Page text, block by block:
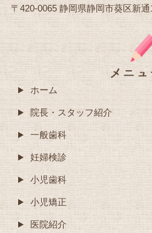
〒420-0065 静岡県静岡市葵区新
ホーム
院長・スタッフ紹介
一般歯科
妊婦検診
小児歯科
小児矯正
医院紹介